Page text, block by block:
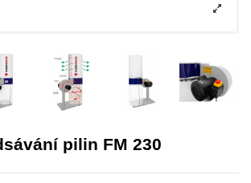
pilin FM 230